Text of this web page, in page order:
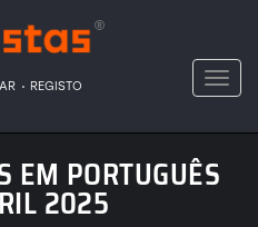
. REGISTO
EM PORTUGUÊS
2025